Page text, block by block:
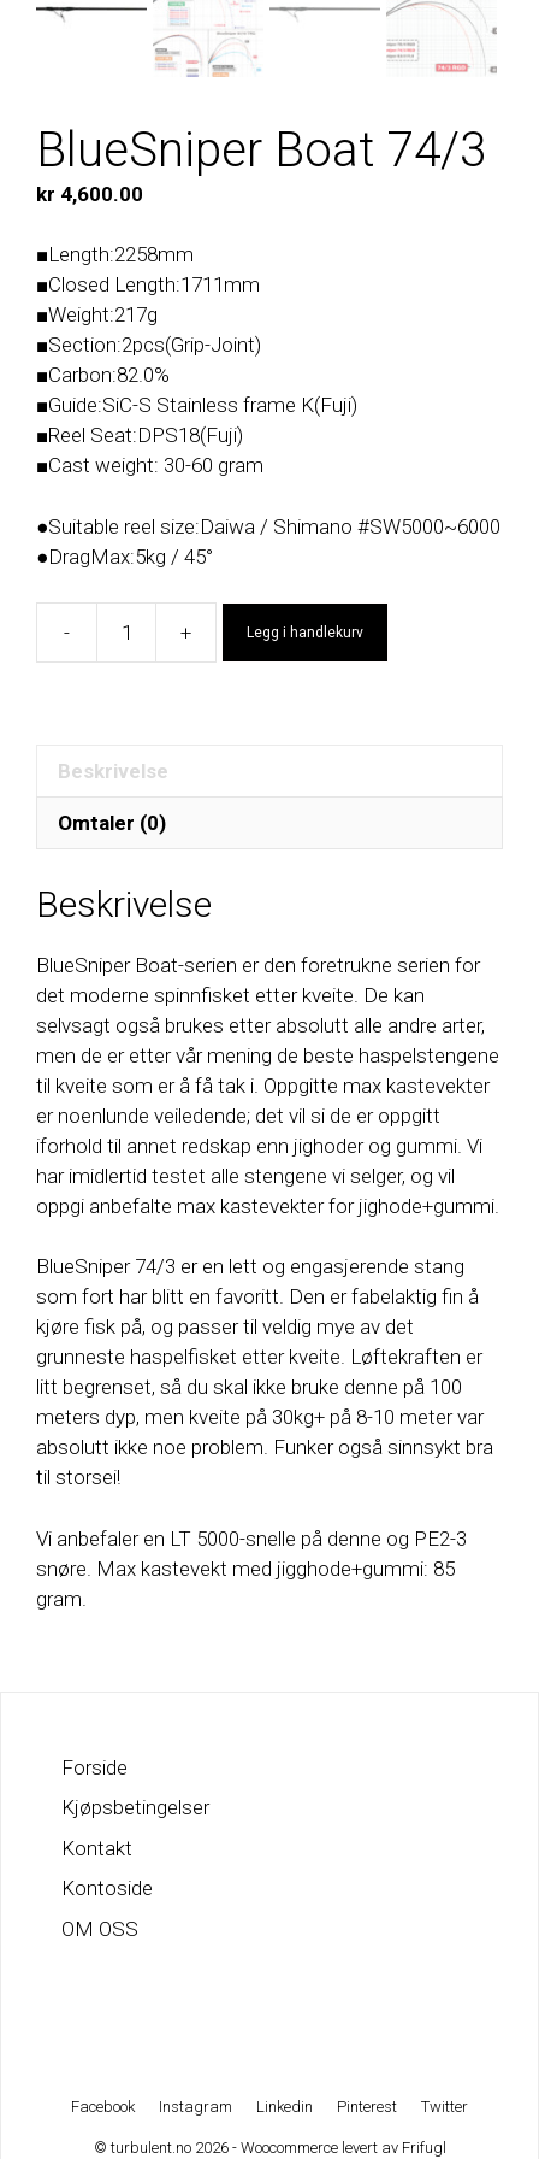
BlueSniper Boat 74/3
kr 4,600.00
■Length:2258mm
■Closed Length:1711mm
■Weight:217g
■Section:2pcs(Grip-Joint)
■Carbon:82.0%
■Guide:SiC-S Stainless frame K(Fuji)
■Reel Seat:DPS18(Fuji)
■Cast weight: 30-60 gram
●Suitable reel size:Daiwa / Shimano #SW5000~6000
●DragMax:5kg / 45°
-
BlueSniper
+ Legg i handlekurv
Beskrivelse
Omtaler (0)
Beskrivelse
BlueSniper Boat-serien er den foretrukne serien for
det moderne spinnfisket etter kveite. De kan
selvsagt også brukes etter absolutt alle andre arter,
men de er etter vår mening de beste haspelstengene
til kveite som er å få tak i. Oppgitte max kastevekter
er noenlunde veiledende; det vil si de er oppgitt
iforhold til annet redskap enn jighoder og gummi. Vi
har imidlertid testet alle stengene vi selger, og vil
oppgi anbefalte max kastevekter for jighode+gummi.
BlueSniper 74/3 er en lett og engasjerende stang
som fort har blitt en favoritt. Den er fabelaktig fin å
kjøre fisk på, og passer til veldig mye av det
grunneste haspelfisket etter kveite. Løftekraften er
litt begrenset, så du skal ikke bruke denne på 100
meters dyp, men kveite på 30kg+ på 8-10 meter var
absolutt ikke noe problem. Funker også sinnsykt bra
til storsei!
Vi anbefaler en LT 5000-snelle på denne og PE2-3
snøre. Max kastevekt med jigghode+gummi: 85
gram.
Forside
Kjøpsbetingelser
Kontakt
Kontoside
OM OSS
Facebook Instagram Linkedin Pinterest Twitter
© turbulent.no 2026 - Woocommerce levert av Frifugl